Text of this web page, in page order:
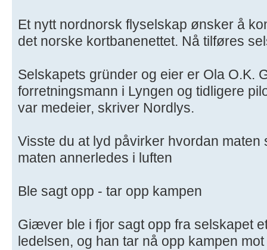
Et nytt nordnorsk flyselskap ønsker å
det norske kortbanenettet. Nå tilføres
Selskapets gründer og eier er Ola O.K.
forretningsmann i Lyngen og tidligere
var medeier, skriver Nordlys.
Visste du at lyd påvirker hvordan
maten annerledes i luften
Ble sagt opp - tar opp kampen
Giæver ble i fjor sagt opp fra selskapet
ledelsen, og han tar nå opp kampen